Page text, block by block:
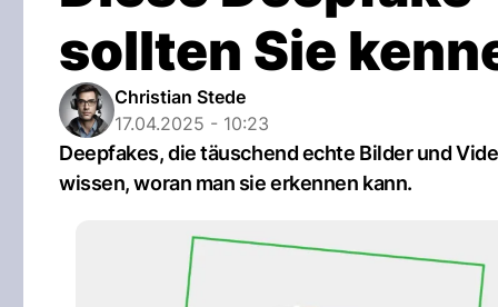
sollten Sie
Christian Stede
17.04.2025 - 10:23
Deepfakes, die täuschend echte Bilder und
wissen, woran man sie erkennen kann.